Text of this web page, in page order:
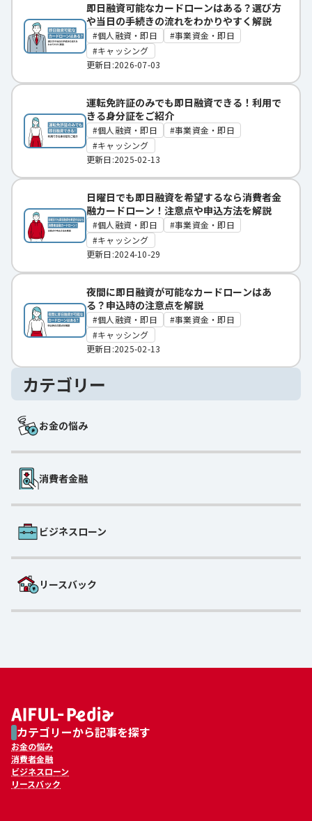
即日融資可能なカードローンはある？選び方
や当日の手続きの流れをわかりやすく解説
個人融資・即日
事業資金・即日
キャッシング
更新日:2026-07-03
運転免許証のみでも即日融資できる！利用で
きる身分証をご紹介
個人融資・即日
事業資金・即日
キャッシング
更新日:2025-02-13
日曜日でも即日融資を希望するなら消費者金
融カードローン！注意点や申込方法を解説
個人融資・即日
事業資金・即日
キャッシング
更新日:2024-10-29
夜間に即日融資が可能なカードローンはあ
る？申込時の注意点を解説
個人融資・即日
事業資金・即日
キャッシング
更新日:2025-02-13
カテゴリー
お金の悩み
消費者金融
ビジネスローン
リースバック
カテゴリーから記事を探す
お金の悩み
消費者金融
ビジネスローン
リースバック